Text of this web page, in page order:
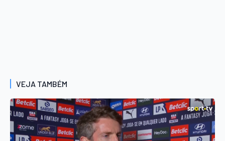
VEJA TAMBÉM